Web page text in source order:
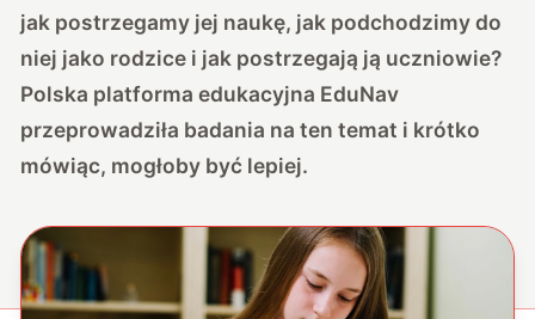
jak postrzegamy jej naukę, jak podchodzimy do
niej jako rodzice i jak postrzegają ją uczniowie?
Polska platforma edukacyjna EduNav
przeprowadziła badania na ten temat i krótko
mówiąc, mogłoby być lepiej.